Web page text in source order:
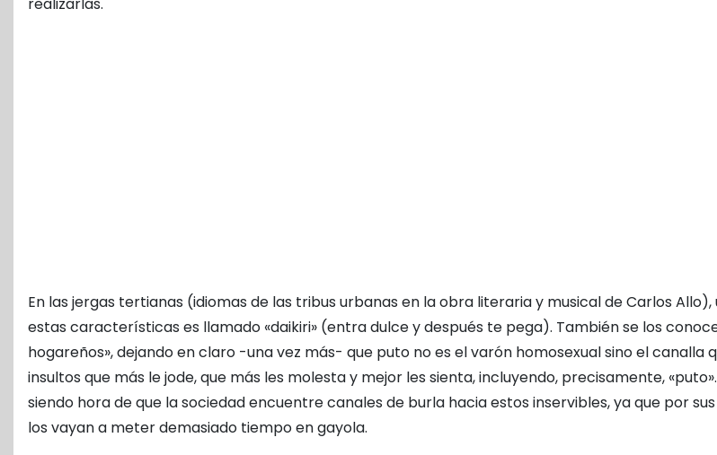
En las jergas tertianas (idiomas de las tribus urbanas en la obra literaria y musical de Carlos
estas características es llamado «daikiri» (entra dulce y después te pega). También se los
hogareños», dejando en claro -una vez más- que puto no es el varón homosexual sino el canalla
insultos que más le jode, que más les molesta y mejor les sienta, incluyendo, precisamente,
siendo hora de que la sociedad encuentre canales de burla hacia estos inservibles, ya que por
los vayan a meter demasiado tiempo en gayola.